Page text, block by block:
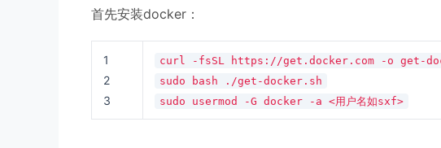
首先安装docker：
1
2
3
curl -fsSL https://get.docker.com -o get-
sudo bash ./get-docker.sh
sudo usermod -G docker -a <用户名如sxf>